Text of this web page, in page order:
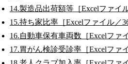
14.製造品出荷額等［Excelファイ
15.持ち家比率［Excelファイル／
16.自動車保有車両数［Excelファ
17.胃がん検診受診率［Excelファ